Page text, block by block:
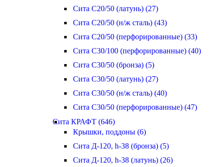
Сита С20/50 (латунь) (27)
Сита С20/50 (н/ж сталь) (43)
Сита С20/50 (перфорированные) (33)
Сита С30/100 (перфорированные) (40)
Сита С30/50 (бронза) (5)
Сита С30/50 (латунь) (27)
Сита С30/50 (н/ж сталь) (40)
Сита С30/50 (перфорированные) (47)
Сита КРАФТ (646)
Крышки, поддоны (6)
Сита Д-120, h-38 (бронза) (5)
Сита Д-120, h-38 (латунь) (26)